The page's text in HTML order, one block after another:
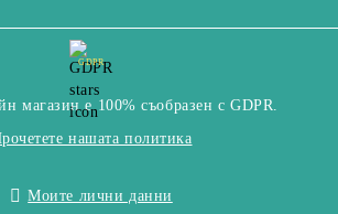
GDPR
магазин е 100% съобразен с GDPR.
нашата политика
Моите лични данни